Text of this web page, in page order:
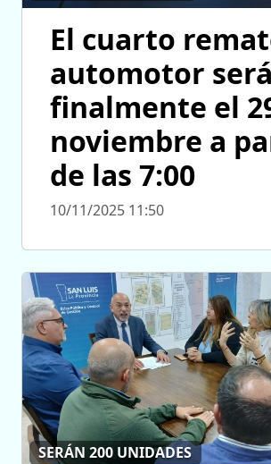
El cuarto
automotor será
finalmente el
noviembre a
de las 7:00
10/11/2025 11:50
SERÁN 200 UNIDADES